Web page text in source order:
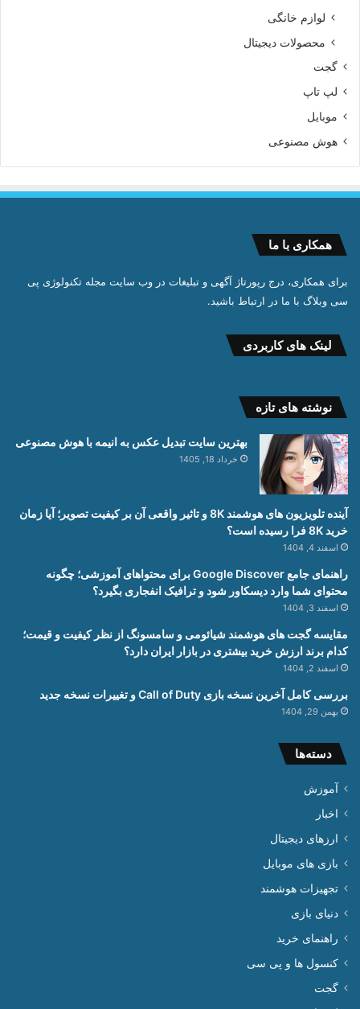
لوازم خانگی
محصولات دیجیتال
گجت
لپ تاپ
موبایل
هوش مصنوعی
همکاری با ما
برای همکاری، درج رپورتاژ آگهی و تبلیغات در وب سایت مجله تکنولوژی پی
سی وبلاگ با ما در ارتباط باشید.
لینک های کاربردی
نوشته های تازه
بهترین سایت تبدیل عکس به انیمه با هوش مصنوعی
خرداد 18, 1405
آینده تلویزیون های هوشمند 8K و تاثیر واقعی آن بر کیفیت تصویر؛ آیا زمان
خرید 8K فرا رسیده است؟
اسفند 4, 1404
راهنمای جامع Google Discover برای محتواهای آموزشی؛ چگونه
محتوای شما وارد دیسکاور شود و ترافیک انفجاری بگیرد؟
اسفند 3, 1404
مقایسه گجت های هوشمند شیائومی و سامسونگ از نظر کیفیت و قیمت؛
کدام برند ارزش خرید بیشتری در بازار ایران دارد؟
اسفند 2, 1404
بررسی کامل آخرین نسخه بازی Call of Duty و تغییرات نسخه جدید
بهمن 29, 1404
دسته‌ها
آموزش
اخبار
ارزهای دیجیتال
بازی های موبایل
تجهیزات هوشمند
دنیای بازی
راهنمای خرید
کنسول ها و پی سی
گجت